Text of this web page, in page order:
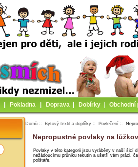
Pokladna Doprava Dobírky Obchodní
Domů :: Bytový textil a doplňky :: Povlečení ::
Nepropustné povlaky na
Povlaky v této kategorii jsou vyráběny v naší šicí
nežádoucímu průniku tekutin a ušetří vám práci,
polštáře.